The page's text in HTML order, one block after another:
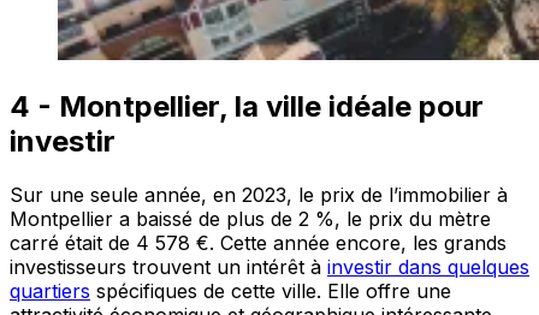
4 - Montpellier, la ville idéale pour
investir
Sur une seule année, en 2023, le prix de l’immobilier à
Montpellier a baissé de plus de 2 %, le prix du mètre
carré était de 4 578 €. Cette année encore, les grands
investisseurs trouvent un intérêt à investir dans quelques
quartiers spécifiques de cette ville. Elle offre une